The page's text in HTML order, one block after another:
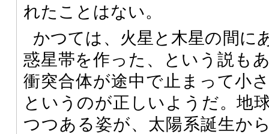
れたことはない。
かつては、火星と木星の間に
惑星帯を作った、という説も
衝突合体が途中で止まって小
というのが正しいようだ。地
つつある姿が、太陽系誕生か